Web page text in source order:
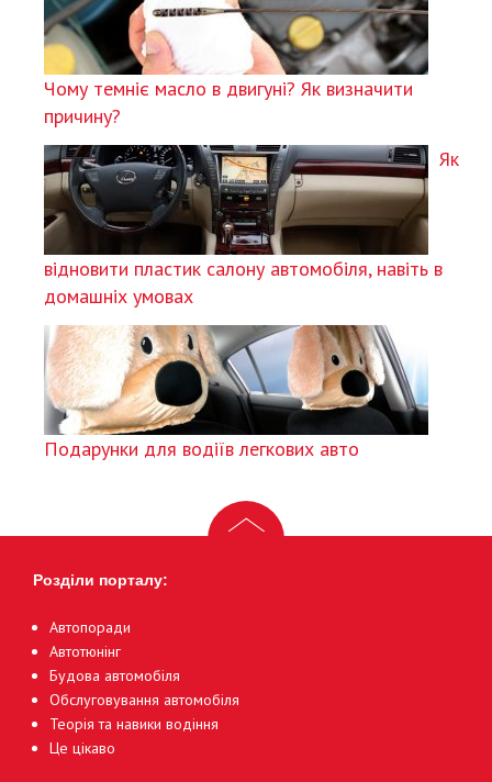
Чому темніє масло в двигуні? Як визначити
причину?
Як
відновити пластик салону автомобіля, навіть в
домашніх умовах
Подарунки для водіїв легкових авто
Розділи порталу:
Автопоради
Автотюнінг
Будова автомобіля
Обслуговування автомобіля
Теорія та навики водіння
Це цікаво